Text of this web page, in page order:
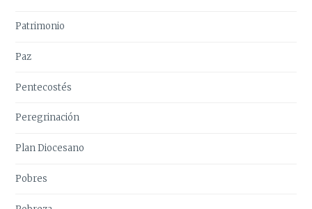
Patrimonio
Paz
Pentecostés
Peregrinación
Plan Diocesano
Pobres